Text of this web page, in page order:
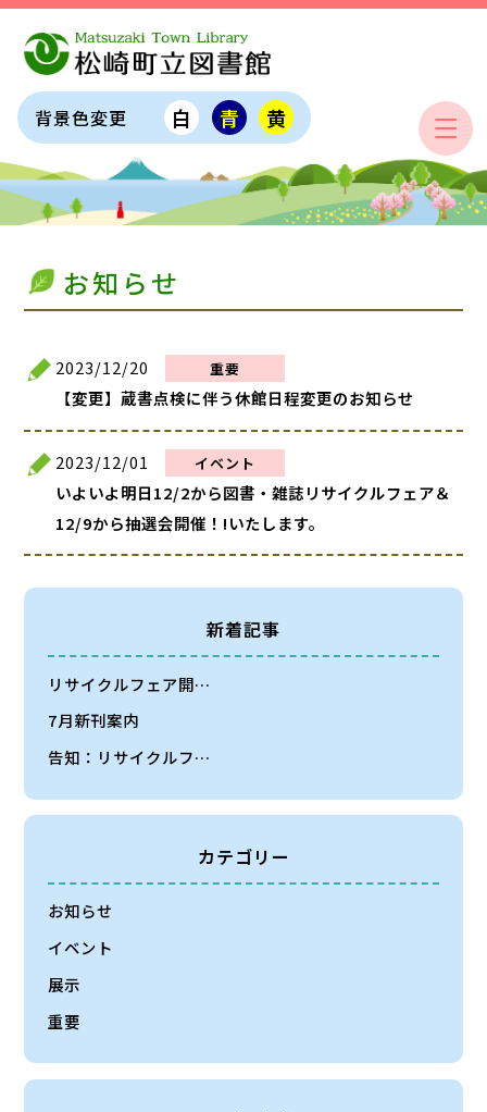
背景色変更 白 青 黄
お知らせ
2023/12/20 重要
【変更】蔵書点検に伴う休館日程変更のお知らせ
2023/12/01 イベント
いよいよ明日12/2から図書・雑誌リサイクルフェア＆
12/9から抽選会開催！!いたします。
新着記事
リサイクルフェア開…
7月新刊案内
告知：リサイクルフ…
カテゴリー
お知らせ
イベント
展示
重要